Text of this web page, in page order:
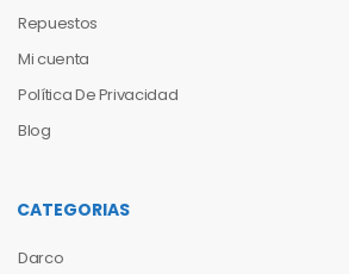
Repuestos
Mi cuenta
Política De Privacidad
Blog
CATEGORIAS
Darco